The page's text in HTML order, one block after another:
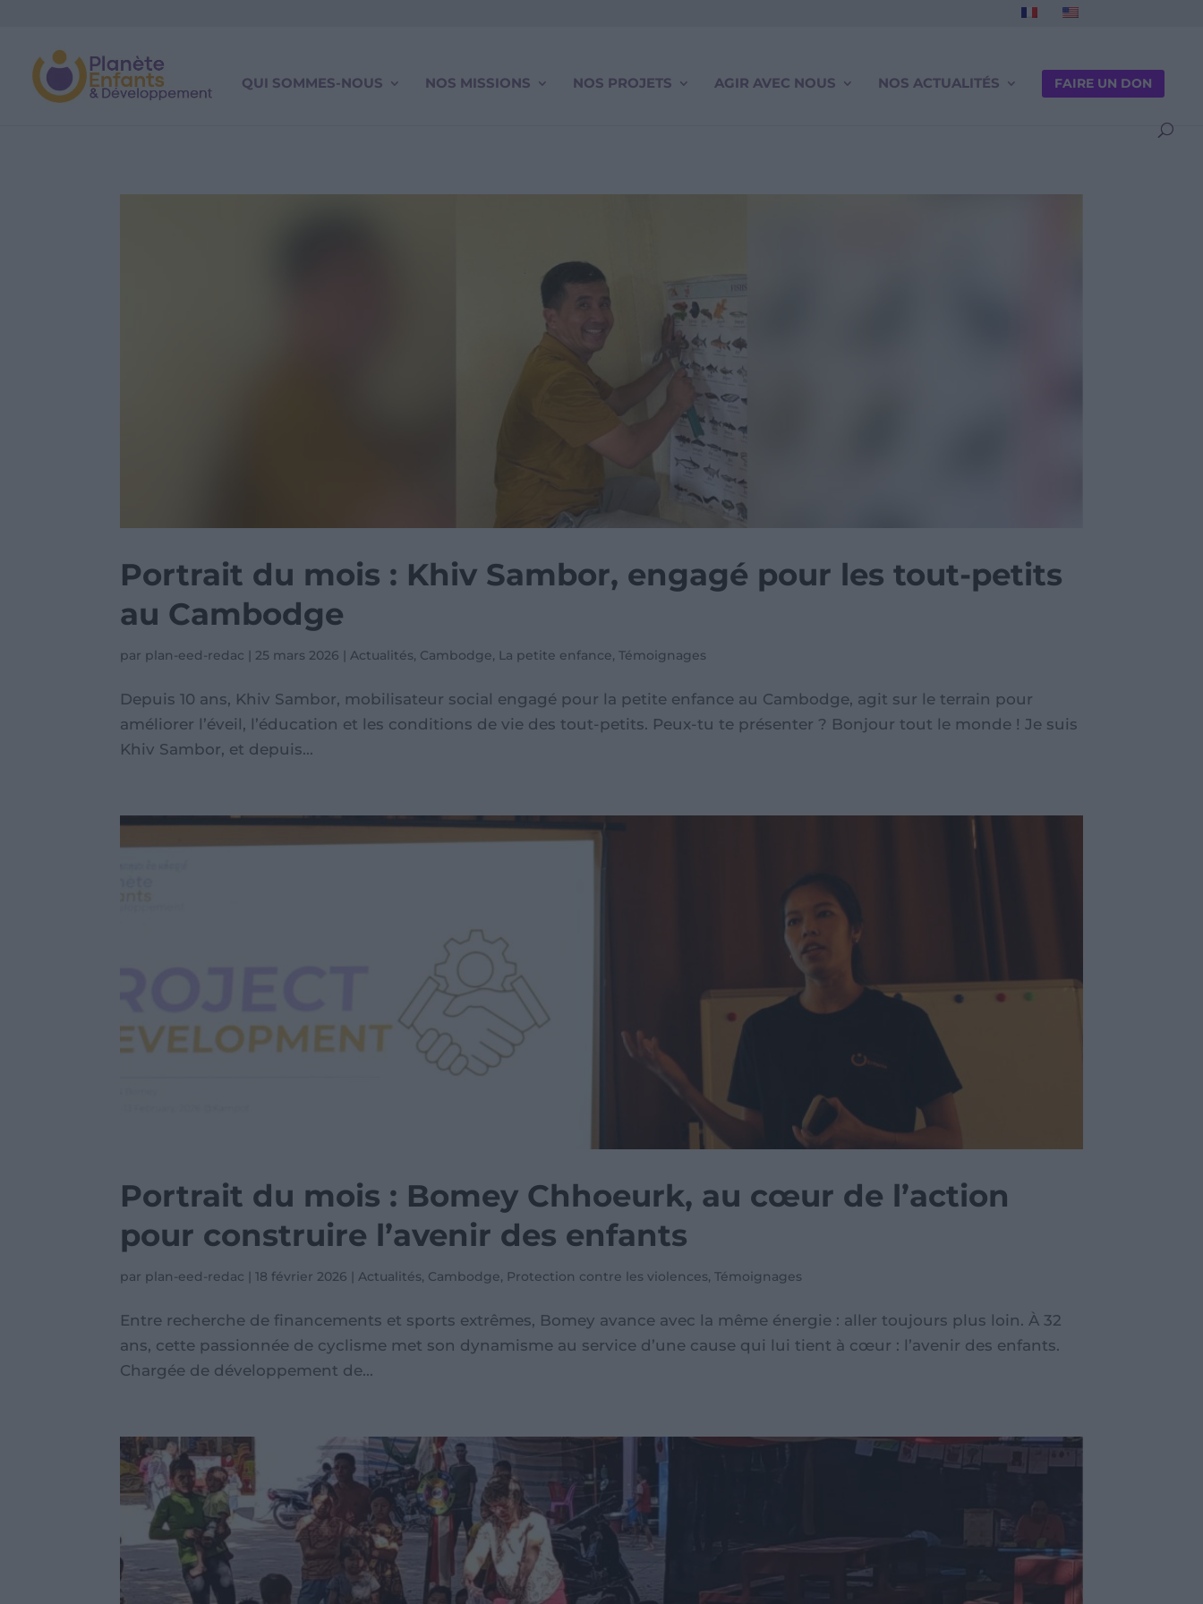
QUI SOMMES-NOUS NOS MISSIONS NOS PROJETS AGIR AVEC NOUS NOS ACTUALITÉS FAIRE UN DON
Portrait du mois : Khiv Sambor, engagé pour les tout-petits
au Cambodge
par plan-eed-redac | 25 mars 2026 |Actualités, Cambodge, La petite enfance,Témoignages
Depuis 10 ans, Khiv Sambor, mobilisateur social engagé pour la petite enfance au Cambodge, agit sur le terrain pour
améliorer l’éveil, l’éducation et les conditions de vie des tout-petits. Peux-tu te présenter ? Bonjour tout le monde ! Je suis
Khiv Sambor, et depuis...
Portrait du mois : Bomey Chhoeurk, au cœur de l’action
pour construire l’avenir des enfants
par plan-eed-redac |18 février 2026 |Actualités, Cambodge, Protection contre les violences,Témoignages
Entre recherche de financements et sports extrêmes, Bomey avance avec la même énergie : aller toujours plus loin. À 32
ans, cette passionnée de cyclisme met son dynamisme au service d’une cause qui lui tient à cœur : l’avenir des enfants.
Chargée de développement de...